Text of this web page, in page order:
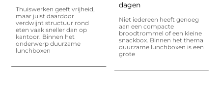
Thuiswerken geeft vrijheid,
maar juist daardoor
verdwijnt structuur rond
eten vaak sneller dan op
kantoor. Binnen het
onderwerp duurzame
lunchboxen
dagen
Niet iedereen heeft genoeg
aan een compacte
broodtrommel of een kleine
snackbox. Binnen het thema
duurzame lunchboxen is een
grote